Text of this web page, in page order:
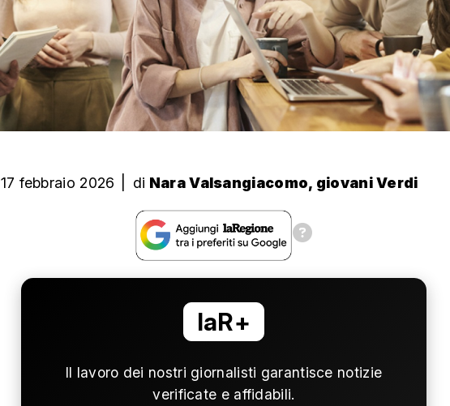
17 febbraio 2026 di Nara Valsangiacomo, giovani Verdi
laR+
Il lavoro dei nostri giornalisti garantisce notizie
verificate e affidabili.